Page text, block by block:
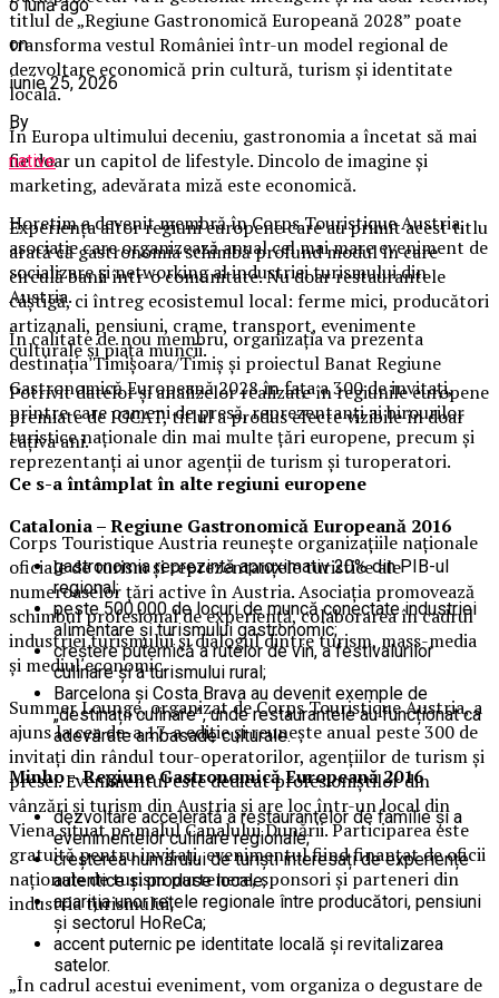
titlul de „Regiune Gastronomică Europeană 2028” poate
transforma vestul României într-un model regional de
dezvoltare economică prin cultură, turism și identitate
locală.
În Europa ultimului deceniu, gastronomia a încetat să mai
fie doar un capitol de lifestyle. Dincolo de imagine și
marketing, adevărata miză este economică.
Experiența altor regiuni europene care au primit acest titlu
arată că gastronomia schimbă profund modul în care
circulă banii într-o comunitate. Nu doar restaurantele
câștigă, ci întreg ecosistemul local: ferme mici, producători
artizanali, pensiuni, crame, transport, evenimente
culturale și piața muncii.
Potrivit datelor și analizelor realizate în regiunile europene
premiate de IGCAT, titlul a produs efecte vizibile în doar
câțiva ani.
Ce s-a întâmplat în alte regiuni europene
Catalonia – Regiune Gastronomică Europeană 2016
gastronomia reprezintă aproximativ 20% din PIB-ul
regional;
peste 500.000 de locuri de muncă conectate industriei
alimentare și turismului gastronomic;
creștere puternică a rutelor de vin, a festivalurilor
culinare și a turismului rural;
Barcelona și Costa Brava au devenit exemple de
„destinații culinare”, unde restaurantele au funcționat ca
adevărate ambasade culturale.
Minho – Regiune Gastronomică Europeană 2016
dezvoltare accelerată a restaurantelor de familie și a
evenimentelor culinare regionale;
creșterea numărului de turiști interesați de experiențe
autentice și produse locale;
apariția unor rețele regionale între producători, pensiuni
și sectorul HoReCa;
accent puternic pe identitate locală și revitalizarea
satelor.
o lună ago
on
iunie 25, 2026
By
native
Horetim a devenit membră în Corps Touristique Austria,
asociație care organizează anual cel mai mare eveniment de
socializare și networking al industriei turismului din
Austria.
În calitate de nou membru, organizația va prezenta
destinația Timișoara/Timiș și proiectul Banat Regiune
Gastronomică Europeană 2028 în fața a 300 de invitați,
printre care oameni de presă, reprezentanți ai birourilor
turistice naționale din mai multe țări europene, precum și
reprezentanți ai unor agenții de turism și turoperatori.
Corps Touristique Austria reunește organizațiile naționale
oficiale de turism și reprezentanțele turistice ale
numeroaselor țări active în Austria. Asociația promovează
schimbul profesional de experiență, colaborarea în cadrul
industriei turismului și dialogul dintre turism, mass-media
și mediul economic.
Summer Lounge, organizat de Corps Touristique Austria, a
ajuns la cea de-a 17-a ediție și reunește anual peste 300 de
invitați din rândul tour-operatorilor, agențiilor de turism și
presei. Evenimentul este dedicat profesioniștilor din
vânzări și turism din Austria și are loc într-un local din
Viena situat pe malul Canalului Dunării. Participarea este
gratuită pentru invitați, evenimentul fiind finanțat de oficii
naționale de turism partenere, sponsori și parteneri din
industria turismului.
„În cadrul acestui eveniment, vom organiza o degustare de